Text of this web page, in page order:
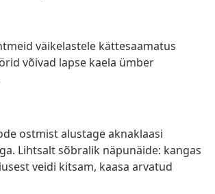
väikelastele kättesaamatus
võivad lapse kaela ümber
ostmist alustage aknaklaasi
Lihtsalt sõbralik näpunäide: kangas
veidi kitsam, kaasa arvatud